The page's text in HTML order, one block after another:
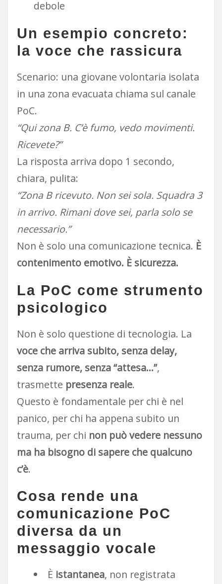
debole
Un esempio concreto:
la voce che rassicura
Scenario: una giovane volontaria isolata
in una zona evacuata chiama sul canale
PoC.
“Qui zona B. C’è fumo, vedo movimenti.
Ricevete?”
La risposta arriva dopo 1 secondo,
chiara, pulita:
“Zona B ricevuto. Non sei sola. Squadra 3
in arrivo. Rimani dove sei, parla solo se
necessario.”
Non è solo una comunicazione tecnica. È
contenimento emotivo. È sicurezza.
La PoC come strumento
psicologico
Non è solo questione di tecnologia. La
voce che arriva subito, senza delay,
senza rumore, senza “attesa…”,
trasmette presenza reale.
Questo è fondamentale per chi è nel
panico, per chi ha appena subito un
trauma, per chi non può vedere nessuno
ma ha bisogno di sapere che qualcuno
c’è.
Cosa rende una
comunicazione PoC
diversa da un
messaggio vocale
È istantanea, non registrata